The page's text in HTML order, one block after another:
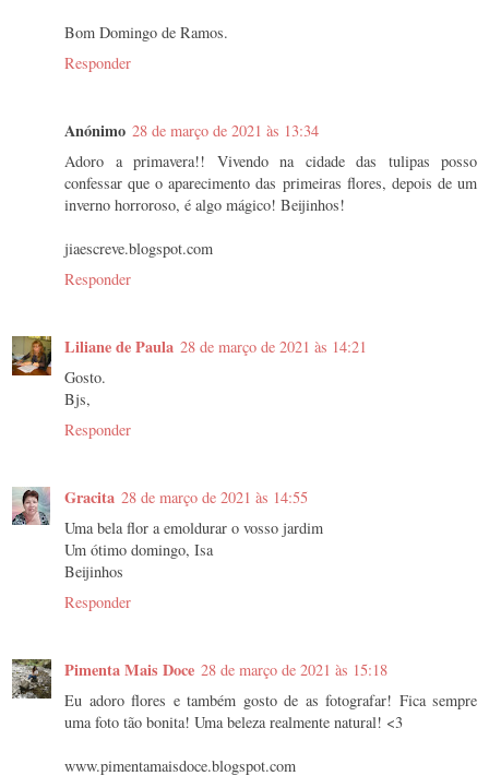
Bom Domingo de Ramos.
Responder
Anónimo 28 de março de 2021 às 13:34
Adoro a primavera!! Vivendo na cidade das tulipas posso
confessar que o aparecimento das primeiras flores, depois de um
inverno horroroso, é algo mágico! Beijinhos!
jiaescreve.blogspot.com
Responder
Liliane de Paula 28 de março de 2021 às 14:21
Gosto.
Bjs,
Responder
Gracita 28 de março de 2021 às 14:55
Uma bela flor a emoldurar o vosso jardim
Um ótimo domingo, Isa
Beijinhos
Responder
Pimenta Mais Doce 28 de março de 2021 às 15:18
Eu adoro flores e também gosto de as fotografar! Fica sempre
uma foto tão bonita! Uma beleza realmente natural! <3
www.pimentamaisdoce.blogspot.com